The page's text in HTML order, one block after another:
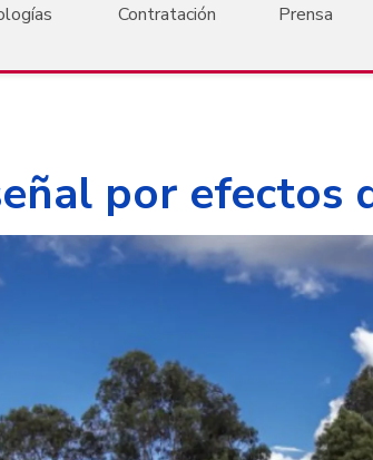
Contratación Prensa
por efectos